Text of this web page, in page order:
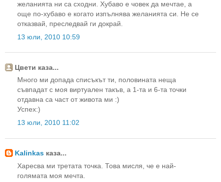
желанията ни са сходни. Хубаво е човек да мечтае, а
още по-хубаво е когато изпълнява желанията си. Не се
отказвай, преследвай ги докрай.
13 юли, 2010 10:59
Цвети каза...
Много ми допада списъкът ти, половината неща
съвпадат с моя виртуален такъв, а 1-та и 6-та точки
отдавна са част от живота ми :)
Успех:)
13 юли, 2010 11:02
Kalinkas каза...
Харесва ми третата точка. Това мисля, че е най-
голямата моя мечта.